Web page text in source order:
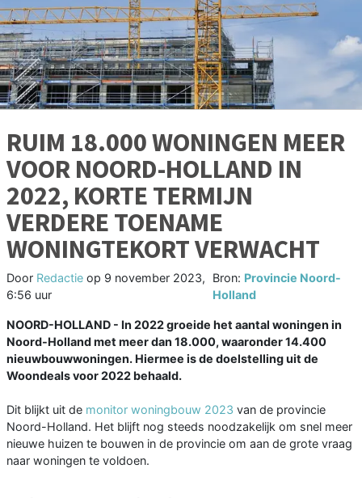
RUIM 18.000 WONINGEN MEER
VOOR NOORD-HOLLAND IN
2022, KORTE TERMIJN
VERDERE TOENAME
WONINGTEKORT VERWACHT
Door Redactie op 9 november 2023,
6:56 uur
Bron: Provincie Noord-
Holland
NOORD-HOLLAND - In 2022 groeide het aantal woningen in
Noord-Holland met meer dan 18.000, waaronder 14.400
nieuwbouwwoningen. Hiermee is de doelstelling uit de
Woondeals voor 2022 behaald.
Dit blijkt uit de monitor woningbouw 2023 van de provincie
Noord-Holland. Het blijft nog steeds noodzakelijk om snel meer
nieuwe huizen te bouwen in de provincie om aan de grote vraag
naar woningen te voldoen.